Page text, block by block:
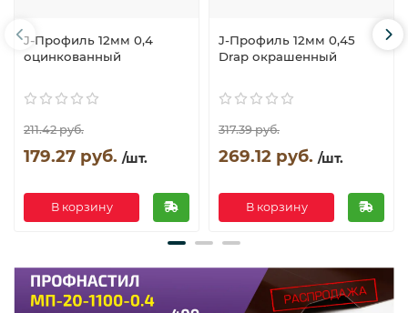
J-Профиль 12мм 0,4
оцинкованный
211.42 руб.
179.27 руб. /шт.
В корзину
J-Профиль 12мм 0,45
Drap окрашенный
317.39 руб.
269.12 руб. /шт.
В корзину